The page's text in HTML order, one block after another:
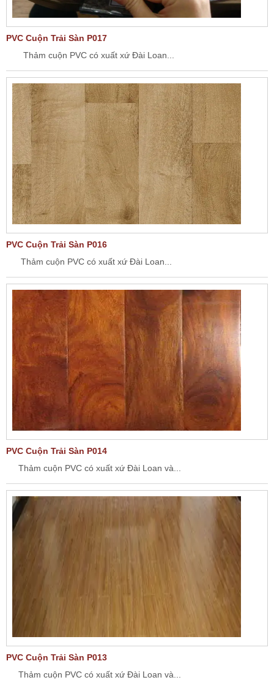
PVC Cuộn Trải Sàn P017
Thảm cuộn PVC có xuất xứ Đài Loan...
PVC Cuộn Trải Sàn P016
Thảm cuộn PVC có xuất xứ Đài Loan...
PVC Cuộn Trải Sàn P014
Thảm cuộn PVC có xuất xứ Đài Loan và...
PVC Cuộn Trải Sàn P013
Thảm cuộn PVC có xuất xứ Đài Loan và...